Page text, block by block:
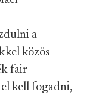
a
közös
fair
el kell fogadni,